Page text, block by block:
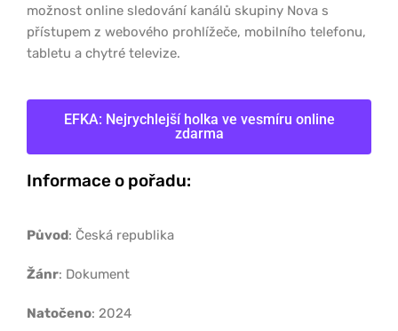
možnost online sledování kanálů skupiny Nova s
přístupem z webového prohlížeče, mobilního telefonu,
tabletu a chytré televize.
EFKA: Nejrychlejší holka ve vesmíru online
zdarma
Informace o pořadu:
Původ: Česká republika
Žánr: Dokument
Natočeno: 2024